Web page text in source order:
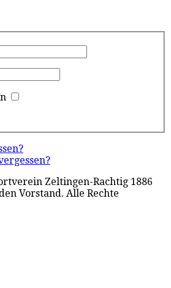
Zeltingen-Rachtig 1886
Vorstand. Alle Rechte